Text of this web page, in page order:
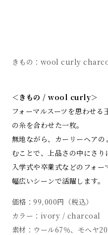
きもの：wool curly
＜きもの / wool curly＞
フォーマルスーツを思わせ
の糸を合わせた一枚。
無地ながら、カーリーヘア
むことで、上品さの中にさり
入学式や卒業式などのフォー
幅広いシーンで活躍します。
価格：99,000円（税込）
カラー：ivory / charcoal
素材：ウール67％、モヘヤ